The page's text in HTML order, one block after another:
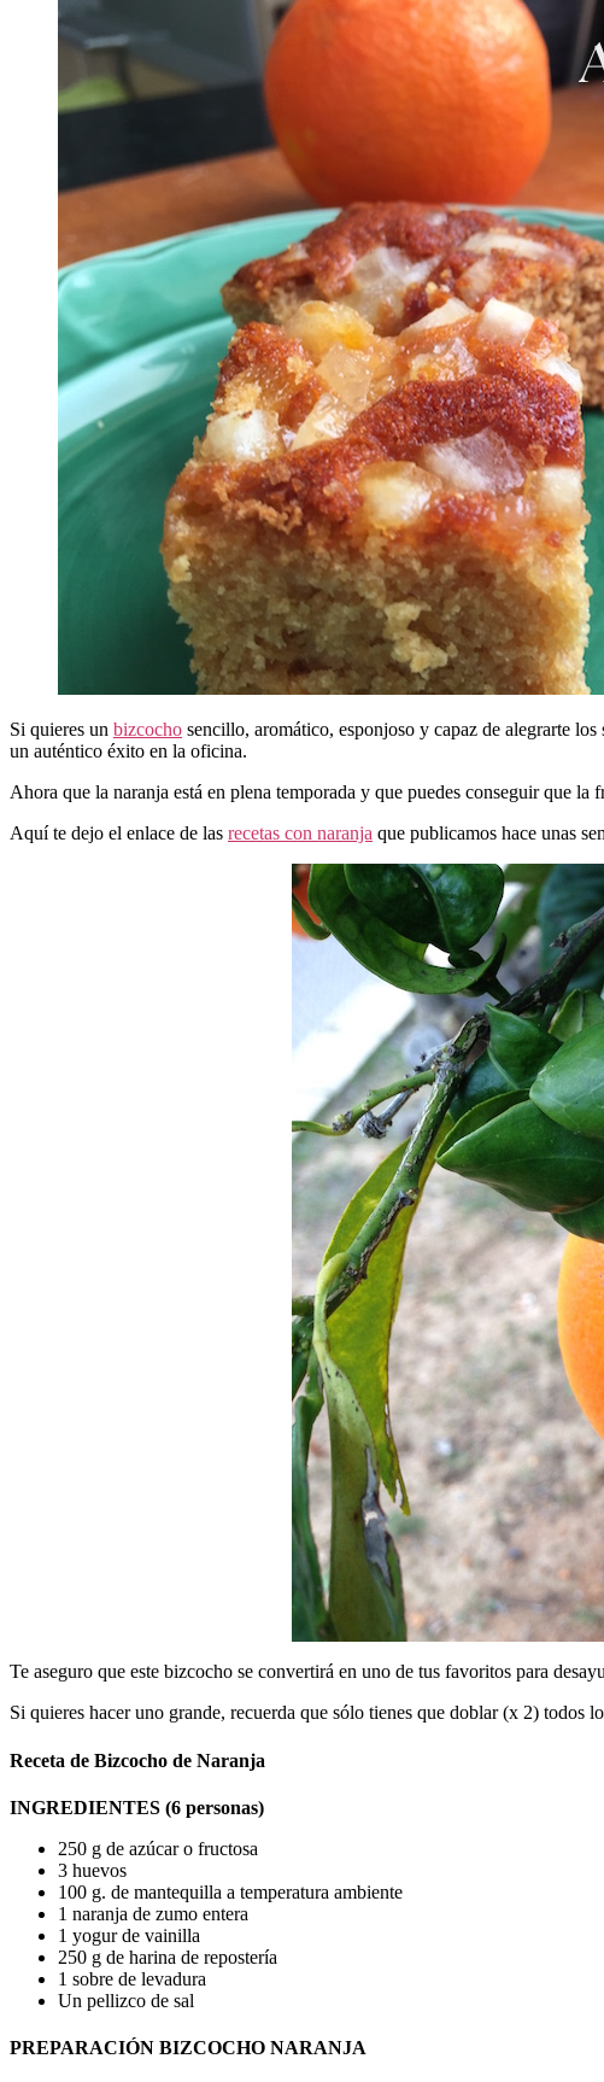
Si quieres un bizcocho sencillo, aromático, esponjoso y capaz de alegrarte
un auténtico éxito en la oficina.
Ahora que la naranja está en plena temporada y que puedes conseguir que
Aquí te dejo el enlace de las recetas con naranja que publicamos hace unas
Te aseguro que este bizcocho se convertirá en uno de tus favoritos para
Si quieres hacer uno grande, recuerda que sólo tienes que doblar (x 2) todos
Receta de Bizcocho de Naranja
INGREDIENTES (6 personas)
250 g de azúcar o fructosa
3 huevos
100 g. de mantequilla a temperatura ambiente
1 naranja de zumo entera
1 yogur de vainilla
250 g de harina de repostería
1 sobre de levadura
Un pellizco de sal
PREPARACIÓN BIZCOCHO NARANJA